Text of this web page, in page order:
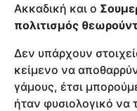
Ακκαδική και ο
πολιτισμός
Δεν υπάρχουν
κείμενο να
γάμους, έτσι
ήταν φυσιολογικό να